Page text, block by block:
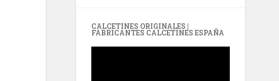
CALCETINES ORIGINALES |
FABRICANTES CALCETINES ESPAÑA